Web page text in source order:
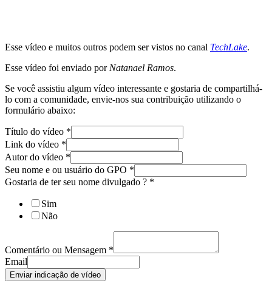
Esse vídeo e muitos outros podem ser vistos no canal TechLake.
Esse vídeo foi enviado por Natanael Ramos.
Se você assistiu algum vídeo interessante e gostaria de compartilhá-
lo com a comunidade, envie-nos sua contribuição utilizando o
formulário abaixo:
Título do vídeo *
Link do vídeo *
Autor do vídeo *
Seu nome e ou usuário do GPO *
Gostaria de ter seu nome divulgado ? *
Sim
Não
Comentário ou Mensagem *
Email
Enviar indicação de vídeo